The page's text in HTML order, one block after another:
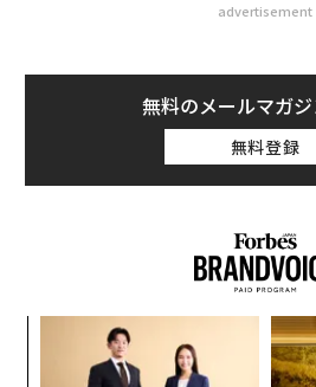
advertisement
無料のメールマガ
無料登録